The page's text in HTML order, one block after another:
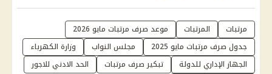
مرتبات المرتبات
موعد صرف مرتبات مايو 2026
جدول صرف مرتبات مايو 2025
مجلس النواب
وزارة الكهرباء
الجهاز الإداري للدولة
تبكير صرف مرتبات
الحد الادني للاجور